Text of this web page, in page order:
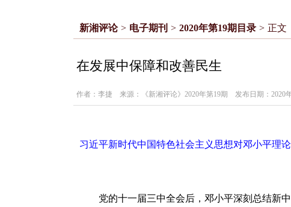
新湘评论 > 电子期刊 > 2020年第19期目录 > 正文
在发展中保障和改善民生
作者：李捷 来源：《新湘评论》2020年第19期 发布日期：2020
习近平新时代中国特色社会主义思想对邓小平理
党的十一届三中全会后，邓小平深刻总结新中